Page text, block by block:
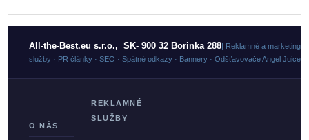
All-the-Best.eu s.r.o., SK- 900 32 Borinka 288 | Reklamné a
služby · PR články · SEO · Spätné odkazy · Bannery · Odšťavovače Angel Juicer
O NÁS
REKLAMNÉ
SLUŽBY